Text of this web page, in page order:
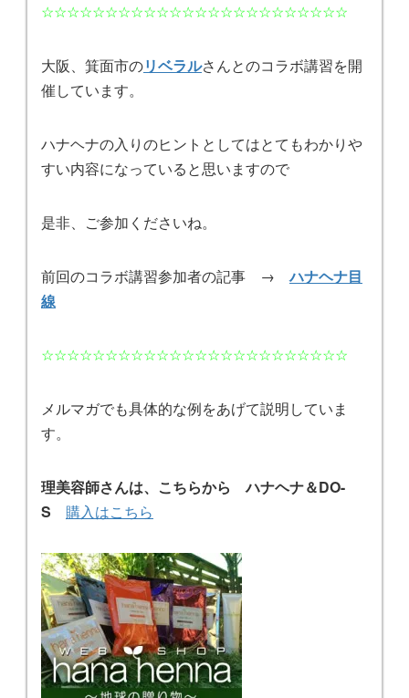
☆☆☆☆☆☆☆☆☆☆☆☆☆☆☆☆☆☆☆☆☆☆☆☆
大阪、箕面市のリベラルさんとのコラボ講習を開
催しています。
ハナヘナの入りのヒントとしてはとてもわかりや
すい内容になっていると思いますので
是非、ご参加くださいね。
前回のコラボ講習参加者の記事 →ハナヘナ目
線
☆☆☆☆☆☆☆☆☆☆☆☆☆☆☆☆☆☆☆☆☆☆☆☆
メルマガでも具体的な例をあげて説明していま
す。
理美容師さんは、こちらから ハナヘナ＆DO-
S
購入はこちら